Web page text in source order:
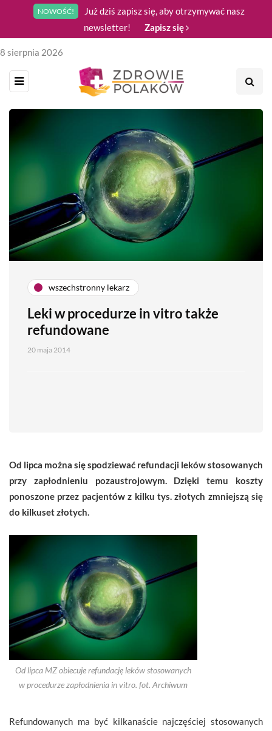
NOWOŚĆ!
Już dziś zapisz się, aby otrzymywać nasz
newsletter!
Zapisz się
8 sierpnia 2026
wszechstronny lekarz
Leki w procedurze in vitro także
refundowane
20 maja 2014
Od lipca można się spodziewać refundacji leków stosowanych
przy zapłodnieniu pozaustrojowym. Dzięki temu koszty
ponoszone przez pacjentów z kilku tys. złotych zmniejszą się
do kilkuset złotych.
Od lipca MZ obiecuje refundację leków stosowanych
w procedurze zapłodnienia in vitro. fot. Archiwum
Refundowanych ma być kilkanaście najczęściej stosowanych